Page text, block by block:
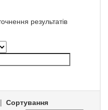
результатів
| Сортування